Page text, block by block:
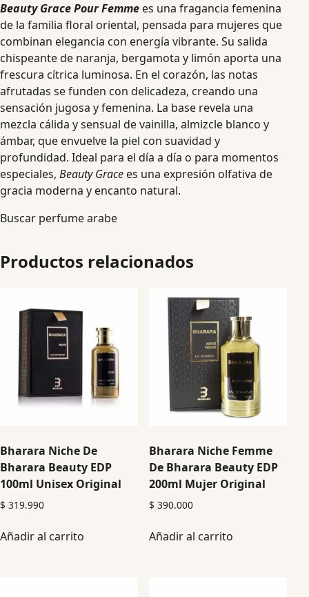
Beauty Grace Pour Femme es una fragancia femenina
de la familia floral oriental, pensada para mujeres que
combinan elegancia con energía vibrante. Su salida
chispeante de naranja, bergamota y limón aporta una
frescura cítrica luminosa. En el corazón, las notas
afrutadas se funden con delicadeza, creando una
sensación jugosa y femenina. La base revela una
mezcla cálida y sensual de vainilla, almizcle blanco y
ámbar, que envuelve la piel con suavidad y
profundidad. Ideal para el día a día o para momentos
especiales, Beauty Grace es una expresión olfativa de
gracia moderna y encanto natural.
Buscar perfume arabe
Productos relacionados
Bharara Niche De
Bharara Beauty EDP
100ml Unisex Original
$ 319.990
Añadir al carrito
Bharara Niche Femme
De Bharara Beauty EDP
200ml Mujer Original
$ 390.000
Añadir al carrito